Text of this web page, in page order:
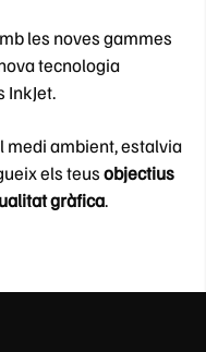
les noves gammes
tecnologia
InkJet.
medi ambient, estalvia
els teusobjectius
gràfica.